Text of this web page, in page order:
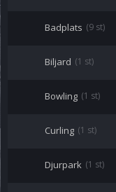
Badplats (9 st)
Biljard (1 st)
Bowling (1 st)
Curling (1 st)
Djurpark (1 st)